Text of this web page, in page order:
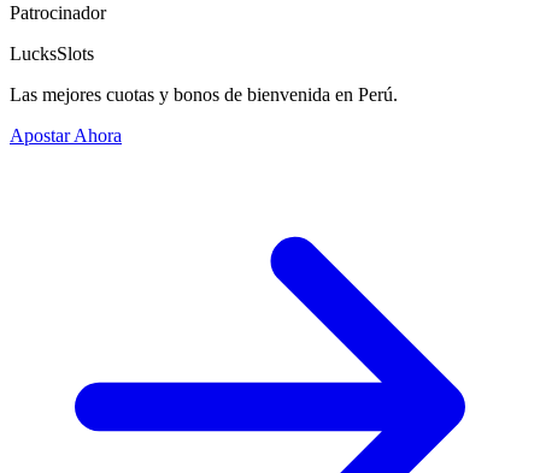
Patrocinador
LucksSlots
Las mejores cuotas y bonos de bienvenida en Perú.
Apostar Ahora